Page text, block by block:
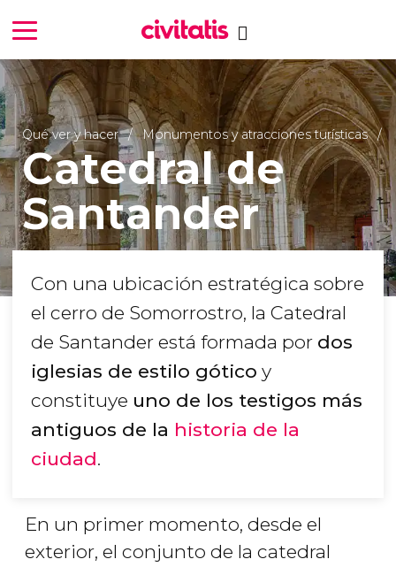
Qué ver y hacer Monumentos y atracciones turísticas
Catedral de
Santander
Con una ubicación estratégica sobre
el cerro de Somorrostro, la Catedral
de Santander está formada por dos
iglesias de estilo gótico y
constituye uno de los testigos más
antiguos de la historia de la
ciudad.
En un primer momento, desde el
exterior, el conjunto de la catedral